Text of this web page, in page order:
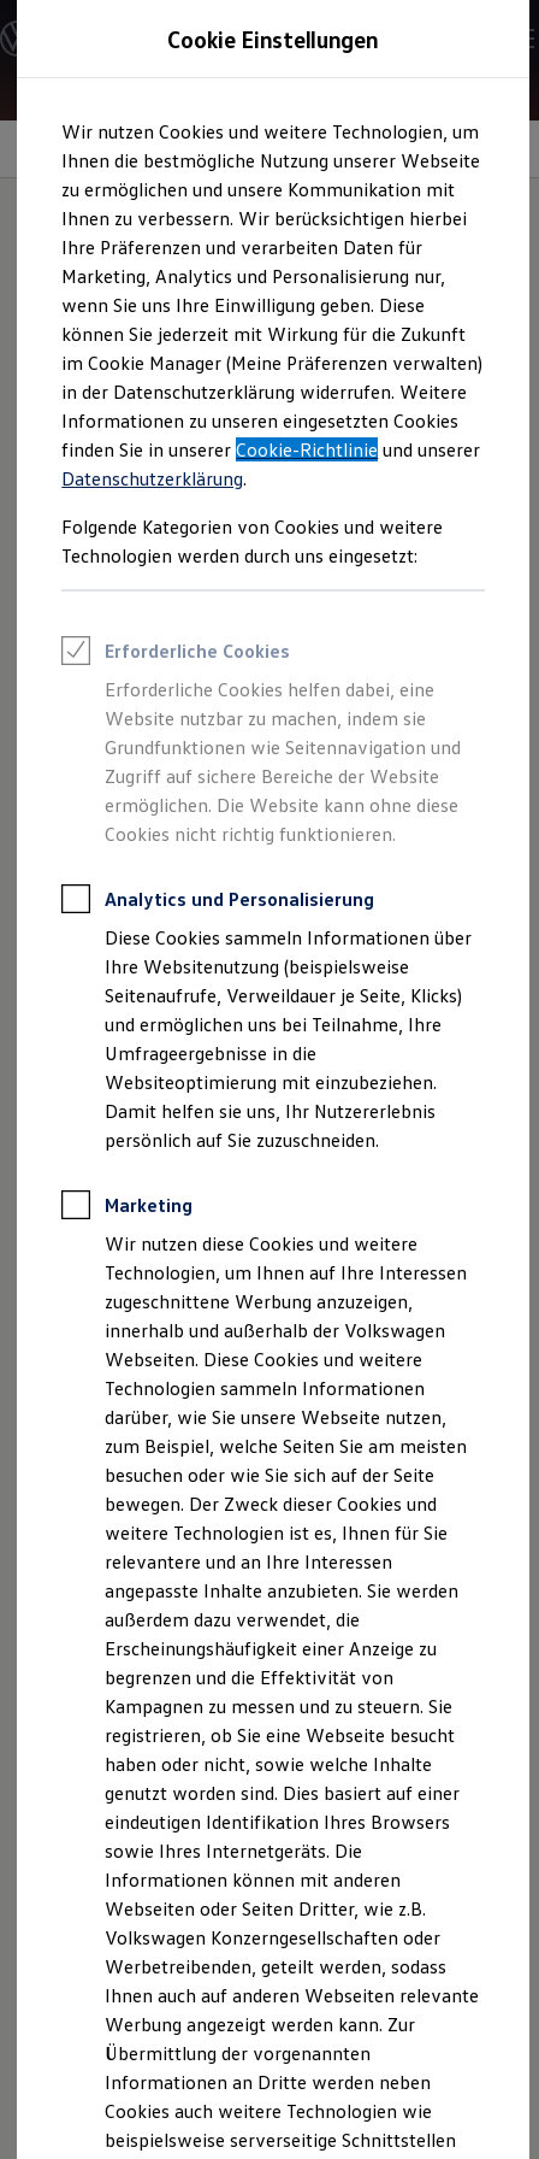
Hauptinhalt
springen
Footer
springen
Modelle und Konfigurator
Konfigurator
Modelle vergleichen
Elektroautos
ENERGY Sondermodelle
Nutzfahrzeuge
SUV und CUV
Familienautos
Kombis
Kompaktwagen
Sportwagen
Schnell verfügbare Fahrzeuge
Angebote und Produkte
Aktuelle Angebote
E-Auto-Förderung
Volkswagen Marktplatz
Die ENERGY Sondermodelle
Junge Gebrauchtwagen und Gebrauchtwagen
Volkswagen Zertifizierte Gebrauchtwagen
Elektromobilität bei Gebrauchtwagen
Saisonangebote
Reifenpakete
Leasing
Leasing-Angebote
Elektroauto Leasing
Kleinwagen-Leasing
Leasing ohne Anzahlung
Finanzierung
Autokredit mit Schlussrate
Versicherungen und Garantien
Kfz-Versicherung
Restschuldversicherungen
Garantien
Professional Class bei Volkswagen
Behörden
Direktkunden
Sonderfahrzeuge
Anpfiff zum Gewinn
Elektromobilität
Elektroautos
ID. Tutorials
Elektrofahrzeugkonzepte
ID. EVERY1
Reichweite
Rekuperation
Laden unterwegs
Laden Zuhause
Ladestationen finden
Ladezeitensimulator
Batterie
Sicherheit
Nachhaltigkeit
Technologie
Kosten und Kauf
Verbrauchskosten
Kaufoptionen
E-Auto-Förderung
Software und Konnektivität
Die ID. Software 6
ID. Software Versionen und Updates
Digitale Extras
Schnittstellen zu Ihrem ID.
Marke und Erlebnis
Volkswagen R und R Experience
R-Modelle
R Experience
Driving Experience
Volkswagen entdecken
Werkbesichtigung
Lifestyle Shop
T-Roc Kollektion
Golf Kollektion
Volkswagen Kollektion
R-Kollektion
GTI Kollektion
Fußball Drop
we drive football
#wedriveproud
Besitzer und Service
myVolkswagen
Software Updates
Service und Ersatzteile
Inspektion und HU/AU
Android Auto und Apple
Spiegeln Sie Ihre
Smartphone-Apps.
Musik streamen, telefonieren oder auf
Navigationsfunktionen zugreifen: MitApp‑Connect
nutzen Sie Ihre gewohnten Smartphone-Apps direkt über
das Fahrzeugdisplay.
Nutzungsbedingungen
Datenschutzerklärungen
Cookie-Richtlinie
Lizenzhinweise Dritter
Angaben zum Digital Services Act (DSA)
Produktsicherheitsinformationen
Vertrag Widerrufen
App‑Connect
ermöglicht grundsätzlich die Nutzung der
Technologien AppleCarPlayundAndroidAuto. Die beiden
Technologien liegen in der Verantwortlichkeit von Apple und
Google wodurch dieVolkswagenAG keinen Einfluss auf die
länderspezifische Verfügbarkeit von Apple
Auto hat und somit die Disponibilität der jeweiligen
Technologie länderabhängig unterschiedlich ausfallen kann. Die
Verfügbarkeit von Apple CarPlaykann unter
https://www.apple.com/de/ios/feature-availability/#apple-
carplay
und die fürAndroidAuto unter
https://www.android.com/intl/de_de/auto/in Erfahrung
gebracht werden. Die Funktionen können während der
Vertragslaufzeit inhaltlichen Änderungen unterliegen, bzw.
eingestellt werden. Um Ablenkung zu vermeiden, lassen sich
während der Fahrt nur zertifizierte Apps starten. Bitte
berücksichtigen Sie in diesem Zusammenhang auch, dass
manche Apps nicht für jede der zwei Technologien angeboten
werden.
Informationen zur Kompatibilität von Smartphones finden Sie
CarPlay unterhttps://apple.com/de/ios/carplay/
Auto unter
AppleCarPlayist eine Marke von Apple Inc. Android
eine Marke von Google LLC.
Die in dieser Darstellung gezeigten Fahrzeuge und
Ausstattungen können in einzelnen Details vom aktuellen
deutschen Lieferprogramm abweichen. Abgebildet sind
teilweise Sonderausstattungen der Fahrzeuge gegen
Mehrpreis.
Bitte beachten Sie auch unseren Konfigurator für eine
Übersicht der aktuell verfügbaren Modelle und Ausstattungen.
Die angegebenen Verbrauchs- und Emissionswerte beziehen
sich nicht auf ein einzelnes Fahrzeug und sind nicht Bestandteil
des Angebots, sondern dienen allein Vergleichszwecken
zwischen den verschiedenen Fahrzeugtypen.
Zusatzausstattungen undZubehör(Anbauteile, Reifenformat
Cookie Einstellungen
Wir nutzen Cookies und weitere Technologien, um
Ihnen die bestmögliche Nutzung unserer Webseite
zu ermöglichen und unsere Kommunikation mit
Ihnen zu verbessern. Wir berücksichtigen hierbei
Ihre Präferenzen und verarbeiten Daten für
Marketing, Analytics und Personalisierung nur,
wenn Sie uns Ihre Einwilligung geben. Diese
können Sie jederzeit mit Wirkung für die Zukunft
im Cookie Manager (Meine Präferenzen verwalten)
in der Datenschutzerklärung widerrufen. Weitere
Informationen zu unseren eingesetzten Cookies
finden Sie in unsererCookie-Richtlinie und unserer
Datenschutzerklärung.
Folgende Kategorien von Cookies und weitere
Technologien werden durch uns eingesetzt:
Erforderliche Cookies
Erforderliche Cookies helfen dabei, eine
Website nutzbar zu machen, indem sie
Grundfunktionen wie Seitennavigation und
Zugriff auf sichere Bereiche der Website
ermöglichen. Die Website kann ohne diese
Cookies nicht richtig funktionieren.
Analytics und Personalisierung
Diese Cookies sammeln Informationen über
Ihre Websitenutzung (beispielsweise
Seitenaufrufe, Verweildauer je Seite, Klicks)
und ermöglichen uns bei Teilnahme, Ihre
Umfrageergebnisse in die
Websiteoptimierung mit einzubeziehen.
Damit helfen sie uns, Ihr Nutzererlebnis
persönlich auf Sie zuzuschneiden.
Marketing
Wir nutzen diese Cookies und weitere
Technologien, um Ihnen auf Ihre Interessen
zugeschnittene Werbung anzuzeigen,
innerhalb und außerhalb der Volkswagen
Webseiten. Diese Cookies und weitere
Technologien sammeln Informationen
darüber, wie Sie unsere Webseite nutzen,
zum Beispiel, welche Seiten Sie am meisten
besuchen oder wie Sie sich auf der Seite
bewegen. Der Zweck dieser Cookies und
weitere Technologien ist es, Ihnen für Sie
relevantere und an Ihre Interessen
angepasste Inhalte anzubieten. Sie werden
außerdem dazu verwendet, die
Erscheinungshäufigkeit einer Anzeige zu
begrenzen und die Effektivität von
Kampagnen zu messen und zu steuern. Sie
registrieren, ob Sie eine Webseite besucht
haben oder nicht, sowie welche Inhalte
genutzt worden sind. Dies basiert auf einer
eindeutigen Identifikation Ihres Browsers
sowie Ihres Internetgeräts. Die
Informationen können mit anderen
Webseiten oder Seiten Dritter, wie z.B.
Volkswagen Konzerngesellschaften oder
Werbetreibenden, geteilt werden, sodass
Ihnen auch auf anderen Webseiten relevante
Werbung angezeigt werden kann. Zur
Übermittlung der vorgenannten
Informationen an Dritte werden neben
Cookies auch weitere Technologien wie
beispielsweise serverseitige Schnittstellen